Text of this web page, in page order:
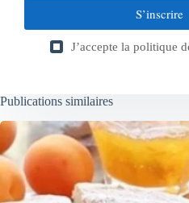
S’inscrire
J’accepte la politique
Publications similaires